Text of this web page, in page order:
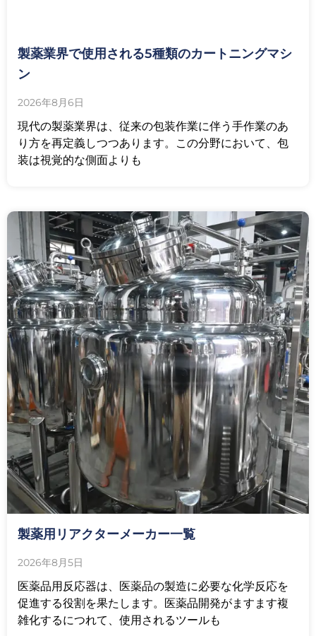
製薬業界で使用される5種類のカートニングマシ
ン
2026年8月6日
現代の製薬業界は、従来の包装作業に伴う手作業のあ
り方を再定義しつつあります。この分野において、包
装は視覚的な側面よりも
製薬用リアクターメーカー一覧
2026年8月5日
医薬品用反応器は、医薬品の製造に必要な化学反応を
促進する役割を果たします。医薬品開発がますます複
雑化するにつれて、使用されるツールも